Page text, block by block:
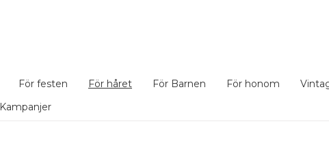
För festen För håret För Barnen För honom
Kampanjer